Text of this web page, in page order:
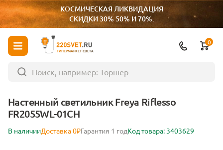
КОСМИЧЕСКАЯ ЛИКВИДАЦИЯ
СКИДКИ 30% 50% И 70%.
ГИПЕРМАРКЕТ СВЕТА
0
Настенный светильник Freya Riflesso
FR2055WL-01CH
В наличииДоставка 0₽Гарантия 1 годКод товара: 3403629